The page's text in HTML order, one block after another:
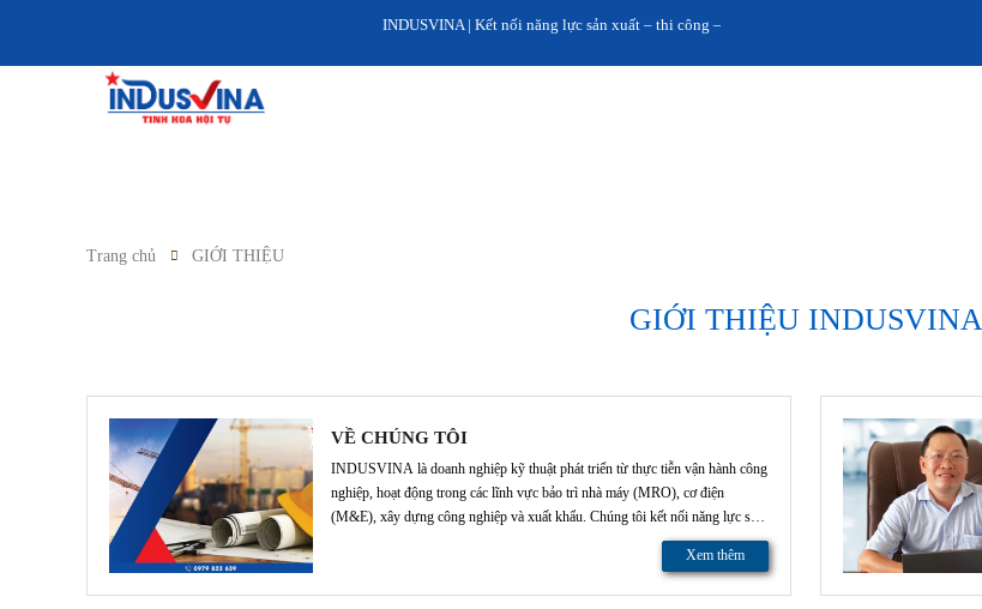
INDUSVINA | Kết nối năng lực sản xuất – thi công – cung ứng Việt Nam với khách hàng toàn cầu.
Trang chủ GIỚI THIỆU
GIỚI THIỆU INDUSVINA
VỀ CHÚNG TÔI
INDUSVINA là doanh nghiệp kỹ thuật phát triển từ thực tiễn vận hành công
nghiệp, hoạt động trong các lĩnh vực bảo trì nhà máy (MRO), cơ điện
(M&E), xây dựng công nghiệp và xuất khẩu. Chúng tôi kết nối năng lực sản
xuất, thi công và cung ứng của Việt Nam với khách hàng trong nước và quốc
Xem thêm